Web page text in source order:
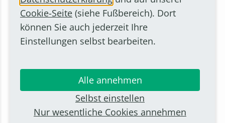
Römer-Präsentationsfläche Didinkirica
(Legionslager Bonn)
Anfahrt
alfter.de/programm/kurssuche/kurs/Das-
Bonner-Roemerlager-Auf-Spurensuche-
am-Niedergermanischen-
Limes/BB10115#inhalt
Cookie-Seite (siehe Fußbereich). Dort
können Sie auch jederzeit Ihre
Einstellungen selbst bearbeiten.
Alle annehmen
Selbst einstellen
Nur wesentliche Cookies annehmen